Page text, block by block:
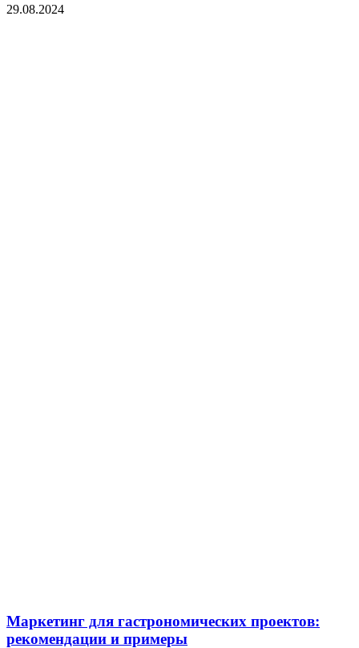
29.08.2024
Маркетинг для гастрономических проектов:
рекомендации и примеры